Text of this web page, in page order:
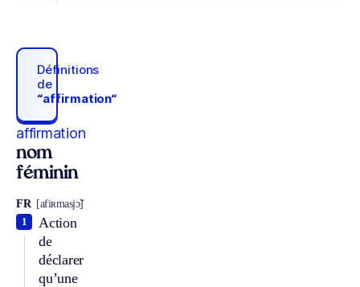
Définitions
de
“affirmation“
affirmation
nom
féminin
FR [afiʀmasjɔ̃]
Action
de
déclarer
qu’une
1